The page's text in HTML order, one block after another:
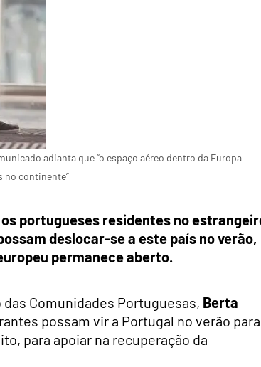
adianta que “o espaço aéreo dentro da Europa
no continente”
portugueses residentes no
deslocar-se a este país no verão,
permanece aberto.
Comunidades Portuguesas, Berta
possam vir a Portugal no verão para
para apoiar na recuperação da